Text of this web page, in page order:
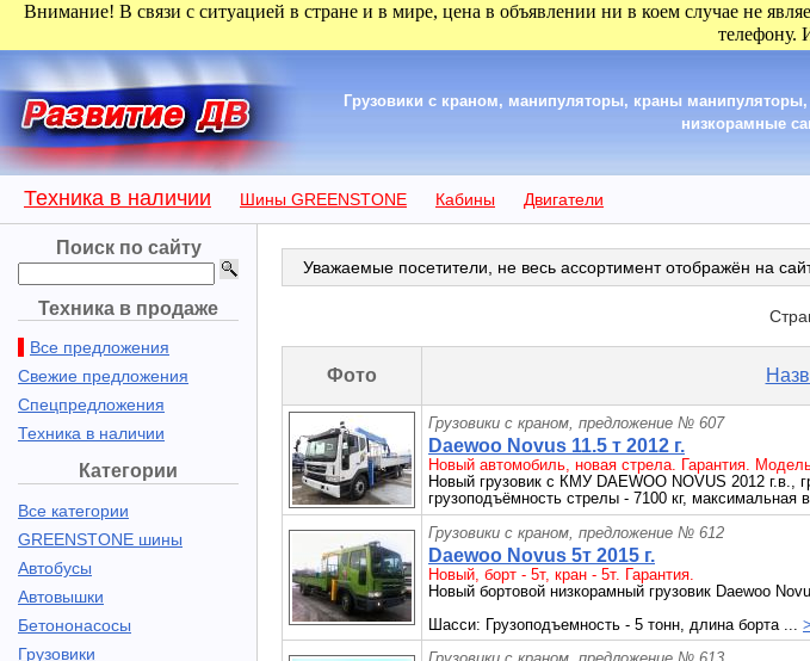
Внимание! В связи с ситуацией в стране и в мире, цена в объявлении ни в коем случае не
телефону.
Грузовики с краном, манипуляторы, краны
низкорамные
Техника в наличии Шины GREENSTONE Кабины Двигатели
Поиск по сайту
Техника в продаже
Все предложения
Свежие предложения
Спецпредложения
Техника в наличии
Категории
Все категории
GREENSTONE шины
Автобусы
Автовышки
Бетононасосы
Грузовики
Уважаемые посетители, не весь ассортимент отображён на
Фото
Грузовики с краном, предложение № 607
Daewoo Novus 11.5 т 2012 г.
Новый автомобиль, новая стрела. Гарантия.
Новый грузовик с КМУ DAEWOO NOVUS 2012 г.в.,
грузоподъёмность стрелы - 7100 кг, максимальная
Грузовики с краном, предложение № 612
Daewoo Novus 5т 2015 г.
Новый, борт - 5т, кран - 5т. Гарантия.
Новый бортовой низкорамный грузовик Daewoo
Шасси: Грузоподъемность - 5 тонн, длина борта ...